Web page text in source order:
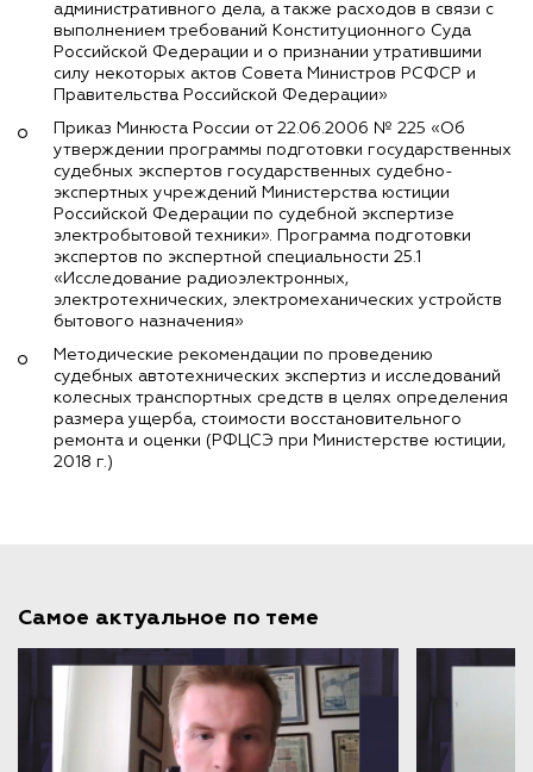
административного дела, а также расходов в связи с
выполнением требований Конституционного Суда
Российской Федерации и о признании утратившими
силу некоторых актов Совета Министров РСФСР и
Правительства Российской Федерации»
Приказ Минюста России от 22.06.2006 № 225 «Об
утверждении программы подготовки государственных
судебных экспертов государственных судебно-
экспертных учреждений Министерства юстиции
Российской Федерации по судебной экспертизе
электробытовой техники». Программа подготовки
экспертов по экспертной специальности 25.1
«Исследование радиоэлектронных,
электротехнических, электромеханических устройств
бытового назначения»
Методические рекомендации по проведению
судебных автотехнических экспертиз и исследований
колесных транспортных средств в целях определения
размера ущерба, стоимости восстановительного
ремонта и оценки (РФЦСЭ при Министерстве юстиции,
2018 г.)
Самое актуальное по теме